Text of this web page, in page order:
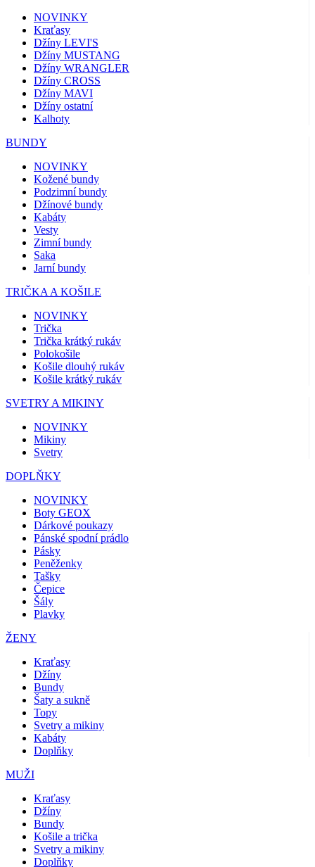
NOVINKY
Kraťasy
Džíny LEVI'S
Džíny MUSTANG
Džíny WRANGLER
Džíny CROSS
Džíny MAVI
Džíny ostatní
Kalhoty
BUNDY
NOVINKY
Kožené bundy
Podzimní bundy
Džínové bundy
Kabáty
Vesty
Zimní bundy
Saka
Jarní bundy
TRIČKA A KOŠILE
NOVINKY
Trička
Trička krátký rukáv
Polokošile
Košile dlouhý rukáv
Košile krátký rukáv
SVETRY A MIKINY
NOVINKY
Mikiny
Svetry
DOPLŇKY
NOVINKY
Boty GEOX
Dárkové poukazy
Pánské spodní prádlo
Pásky
Peněženky
Tašky
Čepice
Šály
Plavky
ŽENY
Kraťasy
Džíny
Bundy
Šaty a sukně
Topy
Svetry a mikiny
Kabáty
Doplňky
MUŽI
Kraťasy
Džíny
Bundy
Košile a trička
Svetry a mikiny
Doplňky